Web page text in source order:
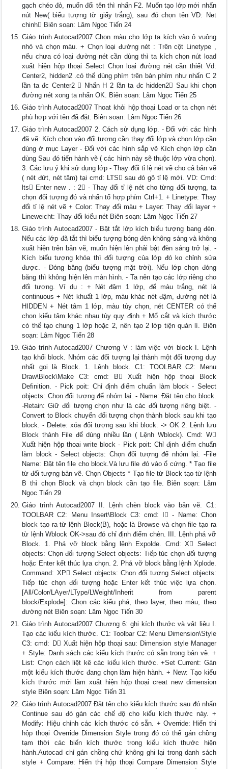
gạch chéo đỏ, muốn đổi tên thì nhấn F2. Muốn tạo lớp mới nhấn
nút New( biểu tượng tờ giấy trắng), sau đó chọn tên VD: Net
chinh Biên soạn: Lâm Ngọc Tiến 24
Giáo trình Autocad2007 Chọn màu cho lớp ta kích vào ô vuông
nhỏ và chọn màu. + Chọn loại đường nét : Trên cột Linetype ,
nếu chưa có loại đường nét cần dùng thì ta kích chọn nút load
xuất hiện hộp thoại Select Chọn loại đường nét cần thiết Vd:
Center2, hidden2 .có thể dùng phím trên bàn phím như nhấn C 2
lần ta đc Center2  Nhấn H 2 lần ta đc hidden2 Sau khi chọn
đường nét xong ta nhấn OK. Biên soạn: Lâm Ngọc Tiến 25
Giáo trình Autocad2007 Thoat khỏi hộp thoại Load or ta chọn nét
phù hợp với tên đã đặt. Biên soạn: Lâm Ngọc Tiến 26
Giáo trình Autocad2007 2. Cách sử dụng lớp. - Đối với các hình
đã vẽ: Kích chọn vào đối tượng cần thay đổi lớp và chọn lớp cần
dùng ở mục Layer - Đối với các hình sắp vẽ Kích chọn lớp cần
dùng Sau đó tiến hành vẽ ( các hình này sẽ thuộc lớp vừa chọn).
3. Các lưu ý khi sử dụng lớp - Thay đổi tỉ lệ nét vẽ cho cả bản vẽ
( nét đứt, nét tâm) tại cmd: LTS sau đó gõ tỉ lệ mới. VD: Cmd:
lts Enter new . : 2 - Thay đổi tỉ lệ nét cho từng đối tượng, ta
chọn đối tượng đó và nhấn tổ hợp phím Ctrl+1. + Linetype: Thay
đổi tỉ lệ nét vẽ + Color: Thay đổi màu + Layer: Thay đổi layer +
Lineweicht: Thay đổi kiểu nét Biên soạn: Lâm Ngọc Tiến 27
Giáo trình Autocad2007 - Bật tắt lớp kích biểu tượng bang đèn.
Nếu các lớp đã tắt thì biểu tượng bóng đèn không sáng và không
xuất hiện trên bản vẽ, muốn hiện lên phải bật đèn sáng trở lại. -
Kích biểu tượng khóa thì đối tượng của lớp đó ko chỉnh sửa
được. - Đóng băng (biểu tượng mặt trời). Nếu lớp chọn đóng
băng thì không hiện lên màn hình. - Ta nên tạo các lớp riêng cho
đối tượng. Ví dụ : + Nét đậm 1 lớp, để màu trắng, nét là
continuous + Nét khuất 1 lớp, màu khác nét đậm, đường nét là
HIDDEN + Nét tâm 1 lớp, màu tùy chọn, nét CENTER có thể
chọn kiểu tâm khác nhau tùy quy định + Mổ cắt và kích thước
có thể tạo chung 1 lớp hoặc 2, nên tạo 2 lớp tiện quản lí. Biên
soạn: Lâm Ngọc Tiến 28
Giáo trình Autocad2007 Chương V : làm việc với block I. Lệnh
tạo khối block. Nhóm các đối tượng lại thành một đối tượng duy
nhất gọi là Block. 1. Lệnh block. C1: TOOLBAR C2: Menu
Draw\Block\Make C3: cmd: B Xuất hiện hộp thoại Block
Definition. - Pick poit: Chỉ định điểm chuẩn làm block - Select
objects: Chọn đối tượng để nhóm lại. - Name: Đặt tên cho block.
-Retain: Giữ đối tượng chọn như là các đối tượng riêng biệt. -
Convert to Block chuyển đối tượng chọn thành block sau khi tạo
block. - Delete: xóa đối tượng sau khi block. -> OK 2. Lệnh lưu
Block thành File để dùng nhiều lần ( Lệnh Wblock). Cmd: W
Xuất hiện hộp thoai write block - Pick poit: Chỉ định điểm chuẩn
làm block - Select objects: Chọn đối tượng để nhóm lại. -File
Name: Đặt tên file cho block.Và lưu file đó vào ổ cứng. * Tạo file
từ đối tượng bản vẽ. Chọn Objects * Tạo file từ Block tạo từ lệnh
B thì chọn Block và chọn block cần tạo file. Biên soạn: Lâm
Ngọc Tiến 29
Giáo trình Autocad2007 II. Lệnh chèn block vào bản vẽ. C1:
TOOLBAR C2: Menu Insert\Block C3: cmd: I - Name: Chọn
block tạo ra từ lệnh Block(B), hoặc là Browse và chọn file tạo ra
từ lệnh Wblock OK->sau đó chỉ định điểm chèn. III. Lệnh phá vỡ
Block. 1. Phá vỡ block bằng lệnh Expolde. Cmd: X Select
objects: Chọn đối tượng Select objects: Tiếp túc chọn đối tượng
hoặc Enter kết thúc lựa chọn. 2. Phá vỡ block bằng lệnh Xplode.
Command: XP Select objects: Chọn đối tượng Select objects:
Tiếp túc chọn đối tượng hoặc Enter kết thúc việc lựa chọn.
[All/Color/LAyer/LType/LWeight/Inherit from parent
block/Explode]: Chọn các kiểu phá, theo layer, theo màu, theo
đường nét Biên soạn: Lâm Ngọc Tiến 30
Giáo trình Autocad2007 Chương 6: ghi kích thước và vật liệu I.
Tạo các kiểu kích thước. C1: Toolbar C2: Menu Dimension\Style
C3: cmd: D Xuất hiện hộp thoại sau: Dimension style Manager
+ Style: Danh sách các kiểu kích thước có sẵn trong bản vẽ. +
List: Chọn cách liệt kê các kiểu kích thước. +Set Current: Gán
một kiểu kích thước đang chọn làm hiện hành. + New: Tạo kiểu
kích thước mới làm xuất hiện hộp thoại creat new dimension
style Biên soạn: Lâm Ngọc Tiến 31
Giáo trình Autocad2007 Đặt tên cho kiểu kích thước sau đó nhấn
Continue sau đó gán các chế độ cho kiểu kích thước này. +
Modify: Hiệu chỉnh các kích thước có sẵn. + Override: Hiển thi
hộp thoại Override Dimension Style trong đó có thể gán chồng
tạm thời các biến kích thước trong kiểu kích thước hiện
hành.Autocad chỉ gán chồng chứ không ghi lại trong danh sách
style + Compare: Hiển thị hộp thoại Compare Dimension Style